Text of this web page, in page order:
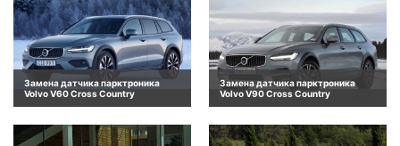
Замена датчика парктроника
Volvo V60 Cross Country
Замена датчика парктроника
Volvo V90 Cross Country